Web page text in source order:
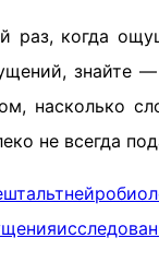
раз, когда
знайте —
насколько
не всегда